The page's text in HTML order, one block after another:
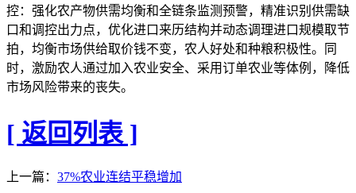
控：强化农产物供需均衡和全链条监测预警，精准识别供需缺
口和调控出力点，优化进口来历结构并动态调理进口规模取节
拍，均衡市场供给取价钱不变，农人好处和种粮积极性。同
时，激励农人通过加入农业安全、采用订单农业等体例，降低
市场风险带来的丧失。
[ 返回列表 ]
上一篇： 37%农业连结平稳增加